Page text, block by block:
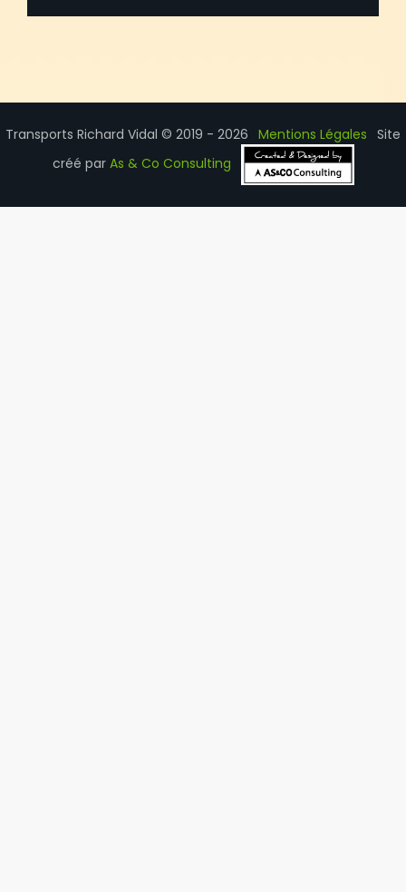
Transports Richard Vidal © 2019 - 2026 Mentions Légales Site
créé par As & Co Consulting